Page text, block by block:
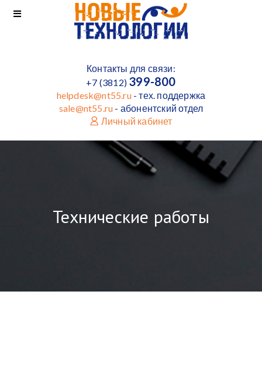
Контакты для связи:
+7 (3812) 399-800
helpdesk@nt55.ru- тех. поддержка
sale@nt55.ru - абонентский отдел
Личный кабинет
Технические работы